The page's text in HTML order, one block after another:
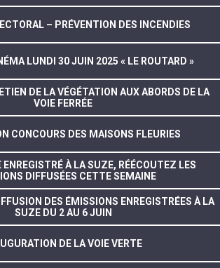
– PRÉVENTION DES INCENDIES
LUNDI 30 JUIN 2025 « LE ROUTARD »
DE LA VÉGÉTATION AUX ABORDS DE LA
VOIE FERRÉE
CONCOURS DES MAISONS FLEURIES
À LA SUZE, RÉÉCOUTEZ LES
DIFFUSÉES CETTE SEMAINE
DES ÉMISSIONS ENREGISTRÉES À LA
SUZE DU 2 AU 6 JUIN
DE LA VOIE VERTE